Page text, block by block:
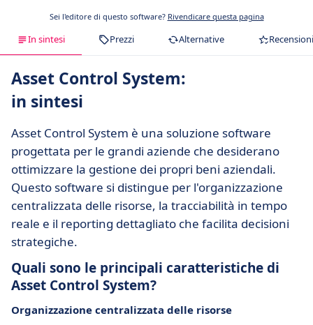
Sei l'editore di questo software? Rivendicare questa pagina
In sintesi Prezzi Alternative Recensioni
Asset Control System:
in sintesi
Asset Control System è una soluzione software
progettata per le grandi aziende che desiderano
ottimizzare la gestione dei propri beni aziendali.
Questo software si distingue per l'organizzazione
centralizzata delle risorse, la tracciabilità in tempo
reale e il reporting dettagliato che facilita decisioni
strategiche.
Quali sono le principali caratteristiche di
Asset Control System?
Organizzazione centralizzata delle risorse